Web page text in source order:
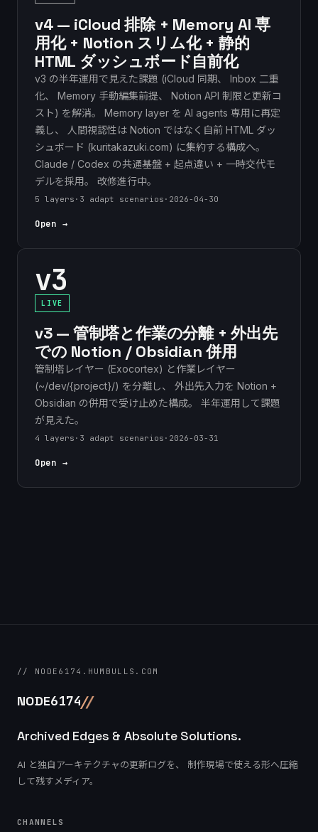
v4 — iCloud 排除 + Memory AI 専
用化 + Notion スリム化 + 静的
HTML ダッシュボード自前化
v3 の半年運用で見えた課題 (iCloud 同期、 Inbox 二重
化、 Memory 手動編集前提、 Notion API 制限と更新コ
スト) を解消。 Memory layer を AI agents 専用に再定
義し、 人間視認性は Notion ではなく自前 HTML ダッ
シュボード (kuritakazuki.com) に集約する構成へ。
Claude / Codex の共通基盤 + 起点違い + 一時交代モ
デルを採用。 改修進行中。
5 layers · 3 adapt scenarios · 2026-04-30
Open →
v3
LIVE
v3 — 管制塔と作業の分離 + 外出先
での Notion / Obsidian 併用
管制塔レイヤー (Exocortex) と作業レイヤー
(~/dev/{project}/) を分離し、 外出先入力を Notion +
Obsidian の併用で受け止めた構成。 半年運用して課題
が見えた。
4 layers · 3 adapt scenarios · 2026-03-31
Open →
// NODE6174.HUMBULLS.COM
NODE6174//
Archived Edges & Absolute Solutions.
AI と独自アーキテクチャの更新ログを、 制作現場で使える形へ圧縮
して残すメディア。
CHANNELS